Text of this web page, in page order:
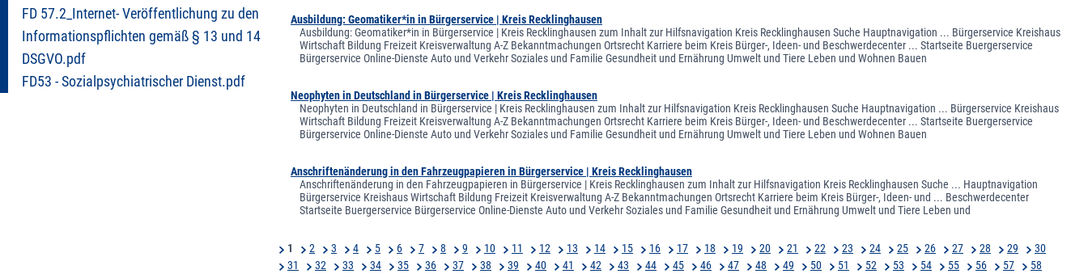
FD 57.2_Internet- Veröffentlichung zu den
Informationspflichten gemäß § 13 und 14
DSGVO.pdf
FD53 - Sozialpsychiatrischer Dienst.pdf
Ausbildung: Geomatiker*in in Bürgerservice | Kreis Recklinghausen
Ausbildung: Geomatiker*in in Bürgerservice | Kreis Recklinghausen zum Inhalt zur Hilfsnavigation Kreis Recklinghausen Suche Hauptnavigation ... Bürgerservice Kreishaus
Wirtschaft Bildung Freizeit Kreisverwaltung A-Z Bekanntmachungen Ortsrecht Karriere beim Kreis Bürger-, Ideen- und Beschwerdecenter ... Startseite Buergerservice
Bürgerservice Online-Dienste Auto und Verkehr Soziales und Familie Gesundheit und Ernährung Umwelt und Tiere Leben und Wohnen Bauen
Neophyten in Deutschland in Bürgerservice | Kreis Recklinghausen
Neophyten in Deutschland in Bürgerservice | Kreis Recklinghausen zum Inhalt zur Hilfsnavigation Kreis Recklinghausen Suche Hauptnavigation ... Bürgerservice Kreishaus
Wirtschaft Bildung Freizeit Kreisverwaltung A-Z Bekanntmachungen Ortsrecht Karriere beim Kreis Bürger-, Ideen- und Beschwerdecenter ... Startseite Buergerservice
Bürgerservice Online-Dienste Auto und Verkehr Soziales und Familie Gesundheit und Ernährung Umwelt und Tiere Leben und Wohnen Bauen
Anschriftenänderung in den Fahrzeugpapieren in Bürgerservice | Kreis Recklinghausen
Anschriftenänderung in den Fahrzeugpapieren in Bürgerservice | Kreis Recklinghausen zum Inhalt zur Hilfsnavigation Kreis Recklinghausen Suche ... Hauptnavigation
Bürgerservice Kreishaus Wirtschaft Bildung Freizeit Kreisverwaltung A-Z Bekanntmachungen Ortsrecht Karriere beim Kreis Bürger-, Ideen- und ... Beschwerdecenter
Startseite Buergerservice Bürgerservice Online-Dienste Auto und Verkehr Soziales und Familie Gesundheit und Ernährung Umwelt und Tiere Leben und
1 2 3 4 5 6 7 8 9 10 11 12 13 14 15 16 17 18 19 20 21 22 23 24 25 26 27 28 29
30
31
32 33 34 35 36 37 38 39 40 41 42 43 44 45 46 47 48 49 50 51 52 53 54 55 56 57
58